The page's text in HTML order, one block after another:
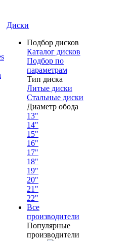
Диски
Подбор дисков
Каталог дисков
Подбор по
параметрам
Тип диска
Литые диски
Стальные диски
Диаметр обода
13"
14"
15"
16"
17"
18"
19"
20"
21"
22"
Все
производители
Популярные
производители